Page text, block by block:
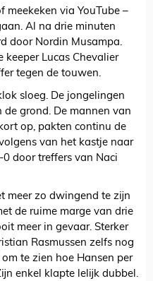
meekeken via YouTube –
Al na drie minuten
door Nordin Musampa.
keeper Lucas Chevalier
tegen de touwen.
sloeg. De jongelingen
grond. De mannen van
op, pakten continu de
van het kastje naar
door treffers van Naci
meer zo dwingend te zijn
de ruime marge van drie
meer in gevaar. Sterker
Rasmussen zelfs nog
te zien hoe Hansen per
enkel klapte lelijk dubbel.